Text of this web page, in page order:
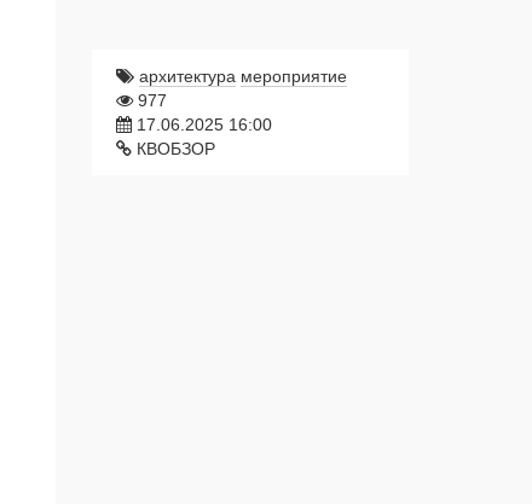
архитектура мероприятие
977
17.06.2025 16:00
КВОБЗОР